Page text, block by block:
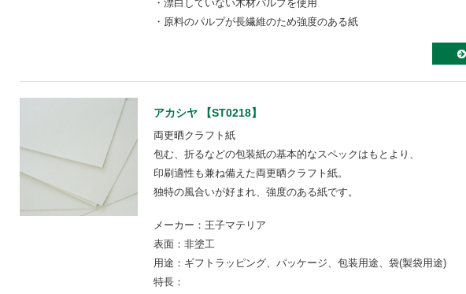
・漂白していない木材パルプを使用
・原料のパルプが長繊維のため強度のある紙
アカシヤ 【ST0218】
両更晒クラフト紙
包む、折るなどの包装紙の基本的なスペックはもとより、
印刷適性も兼ね備えた両更晒クラフト紙。
独特の風合いが好まれ、強度のある紙です。
メーカー：王子マテリア
表面：非塗工
用途：ギフトラッピング、パッケージ、包装用途、袋(製袋用途)
特長：